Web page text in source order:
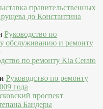
правительственных
до Константина
Руководство по
обслуживанию и ремонту
по ремонту Kia Cerato
Руководство по ремонту
года
проспект
Бандеры